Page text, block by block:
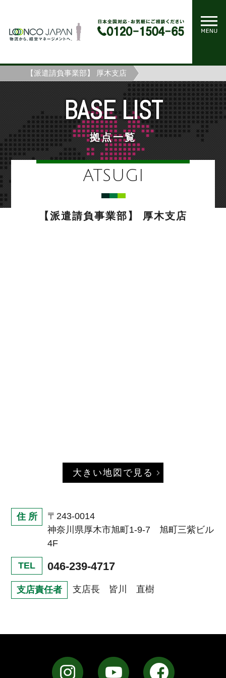
【派遣請負事業部】 厚木支店
BASE LIST
拠点一覧
ATSUGI
【派遣請負事業部】 厚木支店
大きい地図で見る
住 所
〒243-0014
神奈川県厚木市旭町1-9-7 旭町三紫ビル
4F
TEL 046-239-4717
支店責任者 支店長 皆川 直樹